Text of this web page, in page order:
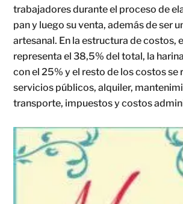
trabajadores durante el proceso de
pan y luego su venta, además de ser
artesanal. En la estructura de costos,
representa el 38,5% del total, la
con el 25% y el resto de los costos se
servicios públicos, alquiler,
transporte, impuestos y costos